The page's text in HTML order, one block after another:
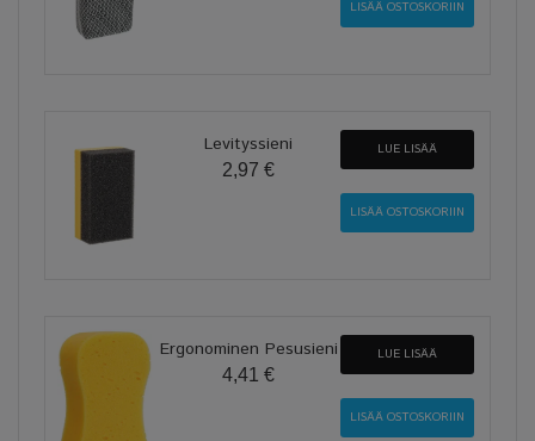
Levityssieni
2,97 €
LUE LISÄÄ
Ergonominen Pesusieni
4,41 €
LUE LISÄÄ